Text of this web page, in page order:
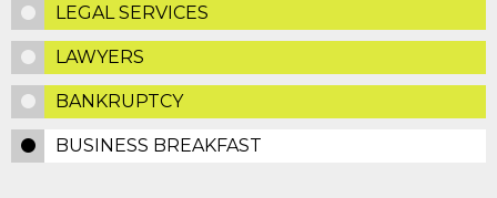
LEGAL SERVICES
LAWYERS
BANKRUPTCY
BUSINESS BREAKFAST